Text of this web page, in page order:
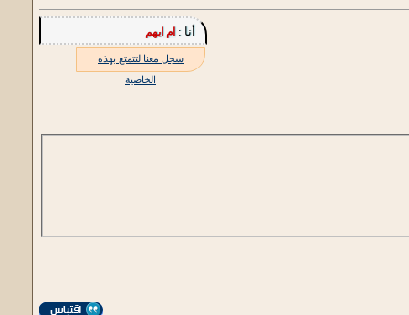
أنا :ام ايهم
سجل معنا لتتمتع بهذه
الخاصية